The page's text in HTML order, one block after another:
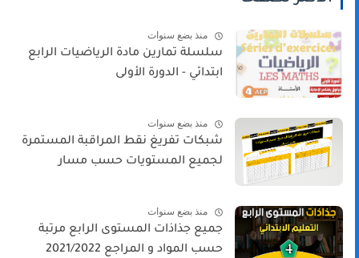
منذ بضع سنوات
سلسلة تمارين مادة الرياضيات الرابع
ابتدائي - الدورة الأولى
منذ بضع سنوات
شبكات تفريغ نقط المراقبة المستمرة
لجميع المستويات حسب مسار
منذ بضع سنوات
جميع جذاذات المستوى الرابع مرتبة
حسب المواد و المراجع 2021/2022